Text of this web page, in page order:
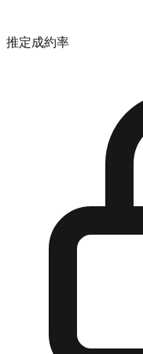
推定成約率